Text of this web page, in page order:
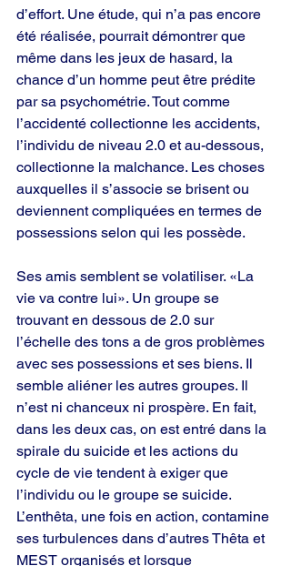
d’effort. Une étude, qui n’a pas encore
été réalisée, pourrait démontrer que
même dans les jeux de hasard, la
chance d’un homme peut être prédite
par sa psychométrie. Tout comme
l’accidenté collectionne les accidents,
l’individu de niveau 2.0 et au-dessous,
collectionne la malchance. Les choses
auxquelles il s’associe se brisent ou
deviennent compliquées en termes de
possessions selon qui les possède.
Ses amis semblent se volatiliser. «La
vie va contre lui». Un groupe se
trouvant en dessous de 2.0 sur
l’échelle des tons a de gros problèmes
avec ses possessions et ses biens. Il
semble aliéner les autres groupes. Il
n’est ni chanceux ni prospère. En fait,
dans les deux cas, on est entré dans la
spirale du suicide et les actions du
cycle de vie tendent à exiger que
l’individu ou le groupe se suicide.
L’enthêta, une fois en action, contamine
ses turbulences dans d’autres Thêta et
MEST organisés et lorsque